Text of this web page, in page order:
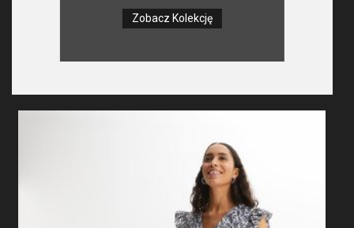
Zobacz Kolekcję